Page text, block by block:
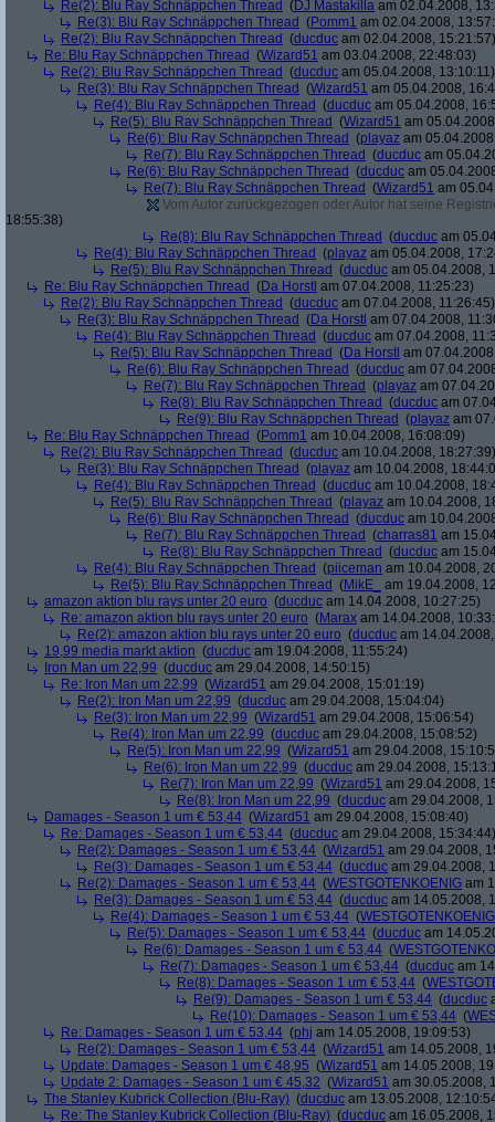
Re(2): Blu Ray Schnäppchen Thread (DJ Mastakilla am 02.04.2008,
Re(3): Blu Ray Schnäppchen Thread (Pomm1 am 02.04.2008,
Re(2): Blu Ray Schnäppchen Thread (ducduc am 02.04.2008, 15:21:57)
Re: Blu Ray Schnäppchen Thread (Wizard51 am 03.04.2008, 22:48:03)
Re(2): Blu Ray Schnäppchen Thread (ducduc am 05.04.2008, 13:10:11)
Re(3): Blu Ray Schnäppchen Thread (Wizard51 am 05.04.2008,
Re(4): Blu Ray Schnäppchen Thread (ducduc am 05.04.2008,
Re(5): Blu Ray Schnäppchen Thread (Wizard51 am
Re(6): Blu Ray Schnäppchen Thread (playaz am
Re(7): Blu Ray Schnäppchen Thread (ducduc am
Re(6): Blu Ray Schnäppchen Thread (ducduc am
Re(7): Blu Ray Schnäppchen Thread (Wizard51 am
Vom Autor zurückgezogen oder Autor hat seine
18:55:38)
Re(8): Blu Ray Schnäppchen Thread (ducduc am
Re(4): Blu Ray Schnäppchen Thread (playaz am 05.04.2008,
Re(5): Blu Ray Schnäppchen Thread (ducduc am 05.04.2008,
Re: Blu Ray Schnäppchen Thread (Da Horstl am 07.04.2008, 11:25:23)
Re(2): Blu Ray Schnäppchen Thread (ducduc am 07.04.2008, 11:26:45)
Re(3): Blu Ray Schnäppchen Thread (Da Horstl am 07.04.2008,
Re(4): Blu Ray Schnäppchen Thread (ducduc am 07.04.2008,
Re(5): Blu Ray Schnäppchen Thread (Da Horstl am
Re(6): Blu Ray Schnäppchen Thread (ducduc am
Re(7): Blu Ray Schnäppchen Thread (playaz am
Re(8): Blu Ray Schnäppchen Thread (ducduc am
Re(9): Blu Ray Schnäppchen Thread (playaz am
Re: Blu Ray Schnäppchen Thread (Pomm1 am 10.04.2008, 16:08:09)
Re(2): Blu Ray Schnäppchen Thread (ducduc am 10.04.2008, 18:27:39)
Re(3): Blu Ray Schnäppchen Thread (playaz am 10.04.2008,
Re(4): Blu Ray Schnäppchen Thread (ducduc am 10.04.2008,
Re(5): Blu Ray Schnäppchen Thread (playaz am 10.04.2008,
Re(6): Blu Ray Schnäppchen Thread (ducduc am
Re(7): Blu Ray Schnäppchen Thread (charras81 am
Re(8): Blu Ray Schnäppchen Thread (ducduc am
Re(4): Blu Ray Schnäppchen Thread (piiceman am 10.04.2008,
Re(5): Blu Ray Schnäppchen Thread (MikE_
am 19.04.2008,
amazon aktion blu rays unter 20 euro (ducduc am 14.04.2008, 10:27:25)
Re: amazon aktion blu rays unter 20 euro (Marax am 14.04.2008,
Re(2): amazon aktion blu rays unter 20 euro (ducduc am
19,99 media markt aktion (ducduc am 19.04.2008, 11:55:24)
Iron Man um 22,99 (ducduc am 29.04.2008, 14:50:15)
Re: Iron Man um 22,99 (Wizard51 am 29.04.2008, 15:01:19)
Re(2): Iron Man um 22,99 (ducduc am 29.04.2008, 15:04:04)
Re(3): Iron Man um 22,99 (Wizard51 am 29.04.2008, 15:06:54)
Re(4): Iron Man um 22,99 (ducduc am 29.04.2008, 15:08:52)
Re(5): Iron Man um 22,99 (Wizard51 am 29.04.2008,
Re(6): Iron Man um 22,99 (ducduc am 29.04.2008,
Re(7): Iron Man um 22,99 (Wizard51 am 29.04.2008,
Re(8): Iron Man um 22,99 (ducduc am 29.04.2008,
Damages - Season 1 um € 53,44 (Wizard51 am 29.04.2008, 15:08:40)
Re: Damages - Season 1 um € 53,44 (ducduc am 29.04.2008, 15:34:44)
Re(2): Damages - Season 1 um € 53,44 (Wizard51 am 29.04.2008,
Re(3): Damages - Season 1 um € 53,44 (ducduc am 29.04.2008,
Re(2): Damages - Season 1 um € 53,44 (WESTGOTENKOENIG am
Re(3): Damages - Season 1 um € 53,44 (ducduc am 14.05.2008,
Re(4): Damages - Season 1 um € 53,44 (WESTGOTENKOENIG
Re(5): Damages - Season 1 um € 53,44 (ducduc am
Re(6): Damages - Season 1 um € 53,44 (
Re(7): Damages - Season 1 um € 53,44 (ducduc am
Re(8): Damages - Season 1 um € 53,44 (
Re(9): Damages - Season 1 um € 53,44 (ducduc
Re(10): Damages - Season 1 um € 53,44 (
Re: Damages - Season 1 um € 53,44 (phj am 14.05.2008, 19:09:53)
Re(2): Damages - Season 1 um € 53,44 (Wizard51 am 14.05.2008,
Update: Damages - Season 1 um € 48,95 (Wizard51 am 14.05.2008,
Update 2: Damages - Season 1 um € 45,32 (Wizard51 am 30.05.2008,
The Stanley Kubrick Collection (Blu-Ray) (ducduc am 13.05.2008,
Re: The Stanley Kubrick Collection (Blu-Ray) (ducduc am 16.05.2008,